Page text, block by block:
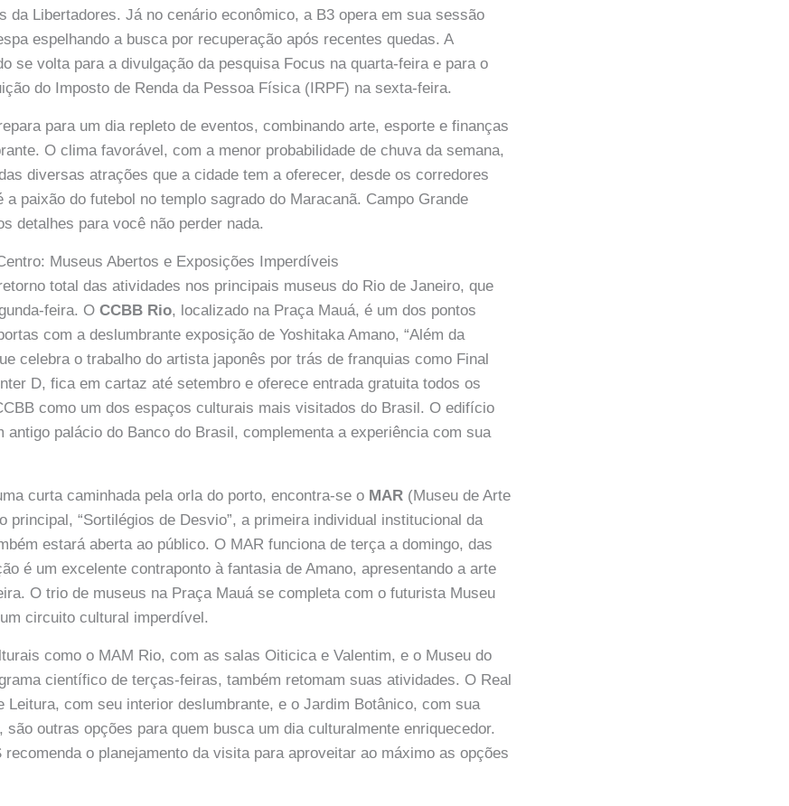
da Libertadores. Já no cenário econômico, a B3 opera em sua sessão
espelhando a busca por recuperação após recentes quedas. A
se volta para a divulgação da pesquisa Focus na quarta-feira e para o
do Imposto de Renda da Pessoa Física (IRPF) na sexta-feira.
para um dia repleto de eventos, combinando arte, esporte e finanças
O clima favorável, com a menor probabilidade de chuva da semana,
diversas atrações que a cidade tem a oferecer, desde os corredores
a paixão do futebol no templo sagrado do Maracanã. Campo Grande
detalhes para você não perder nada.
Museus Abertos e Exposições Imperdíveis
total das atividades nos principais museus do Rio de Janeiro, que
feira. OCCBB Rio, localizado na Praça Mauá, é um dos pontos
com a deslumbrante exposição de Yoshitaka Amano, “Além da
celebra o trabalho do artista japonês por trás de franquias como Final
D, fica em cartaz até setembro e oferece entrada gratuita todos os
como um dos espaços culturais mais visitados do Brasil. O edifício
antigo palácio do Banco do Brasil, complementa a experiência com sua
curta caminhada pela orla do porto, encontra-se o MAR (Museu de Arte
principal, “Sortilégios de Desvio”, a primeira individual institucional da
estará aberta ao público. O MAR funciona de terça a domingo, das
é um excelente contraponto à fantasia de Amano, apresentando a arte
O trio de museus na Praça Mauá se completa com o futurista Museu
circuito cultural imperdível.
como o MAM Rio, com as salas Oiticica e Valentim, e o Museu do
científico de terças-feiras, também retomam suas atividades. O Real
Leitura, com seu interior deslumbrante, e o Jardim Botânico, com sua
outras opções para quem busca um dia culturalmente enriquecedor.
recomenda o planejamento da visita para aproveitar ao máximo as opções